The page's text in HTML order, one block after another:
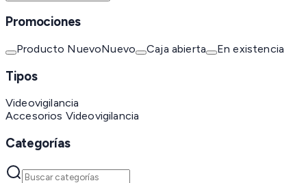
Promociones
Producto NuevoNuevo Caja abierta En existencia
Tipos
Videovigilancia
Accesorios Videovigilancia
Categorías